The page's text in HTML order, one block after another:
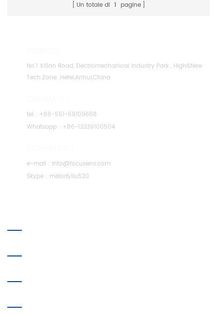
Un totale di 1 pagine
No.1 XiSan Road, Electromechanical Industry Park , High&New
Tech.Zone. Hefei,Anhui,China
tel : +86-551-69109668
Whatsapp : +86-13339100504
e-mail : info@focusens.com
Skype : melodyliu520